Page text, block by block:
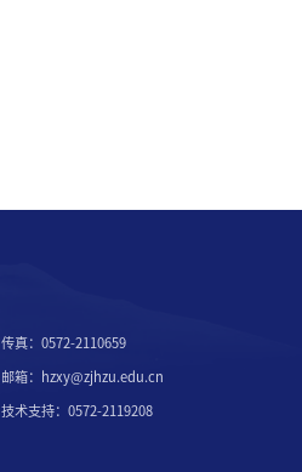
传真：0572-2110659
邮箱：hzxy@zjhzu.edu.cn
技术支持：0572-2119208